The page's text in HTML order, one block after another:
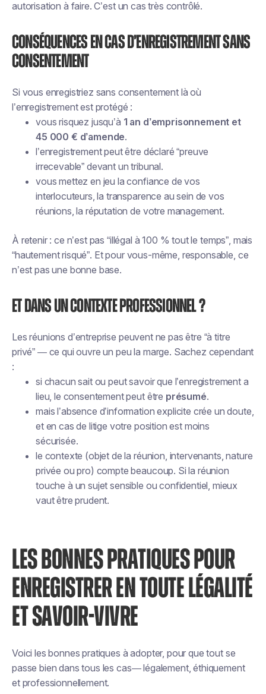
autorisation à faire. C’est un cas très contrôlé.
Conséquences en cas d’enregistrement sans
consentement
Si vous enregistriez sans consentement là où
l’enregistrement est protégé :
vous risquez jusqu’à 1 an d’emprisonnement et
45 000 € d’amende.
l’enregistrement peut être déclaré “preuve
irrecevable” devant un tribunal.
vous mettez en jeu la confiance de vos
interlocuteurs, la transparence au sein de vos
réunions, la réputation de votre management.
À retenir : ce n’est pas “illégal à 100 % tout le temps”, mais
“hautement risqué”. Et pour vous-même, responsable, ce
n’est pas une bonne base.
Et dans un contexte professionnel ?
Les réunions d’entreprise peuvent ne pas être “à titre
privé” — ce qui ouvre un peu la marge. Sachez cependant
:
si chacun sait ou peut savoir que l’enregistrement a
lieu, le consentement peut être présumé.
mais l’absence d’information explicite crée un doute,
et en cas de litige votre position est moins
sécurisée.
le contexte (objet de la réunion, intervenants, nature
privée ou pro) compte beaucoup. Si la réunion
touche à un sujet sensible ou confidentiel, mieux
vaut être prudent.
LES BONNES PRATIQUES POUR
ENREGISTRER EN TOUTE LÉGALITÉ
ET SAVOIR-VIVRE
Voici les bonnes pratiques à adopter, pour que tout se
passe bien dans tous les cas— légalement, éthiquement
et professionnellement.